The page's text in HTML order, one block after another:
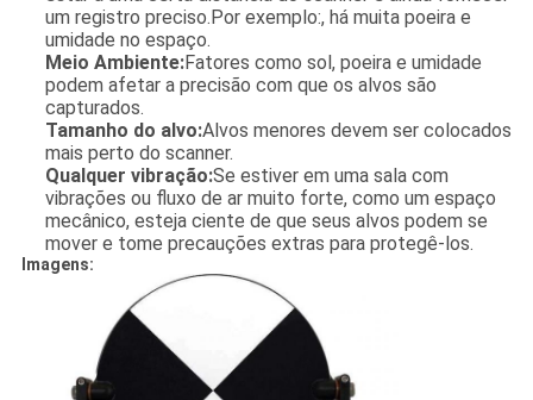
um registro preciso.Por exemplo:, há muita poeira e
umidade no espaço.
Meio Ambiente:Fatores como sol, poeira e umidade
podem afetar a precisão com que os alvos são
capturados.
Tamanho do alvo:Alvos menores devem ser colocados
mais perto do scanner.
Qualquer vibração:Se estiver em uma sala com
vibrações ou fluxo de ar muito forte, como um espaço
mecânico, esteja ciente de que seus alvos podem se
mover e tome precauções extras para protegê-los.
Imagens: